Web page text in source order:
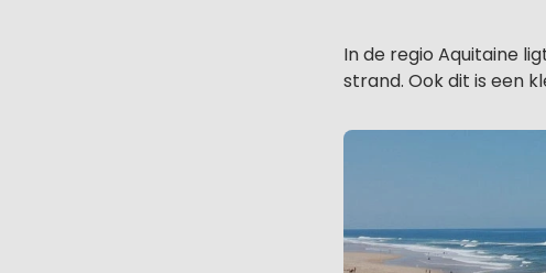
In de regio Aquitaine
strand. Ook dit is een